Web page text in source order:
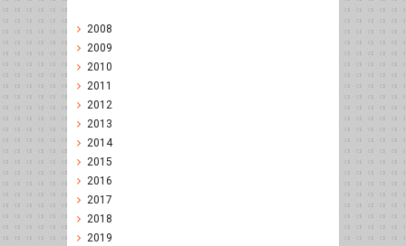
2008
2009
2010
2011
2012
2013
2014
2015
2016
2017
2018
2019